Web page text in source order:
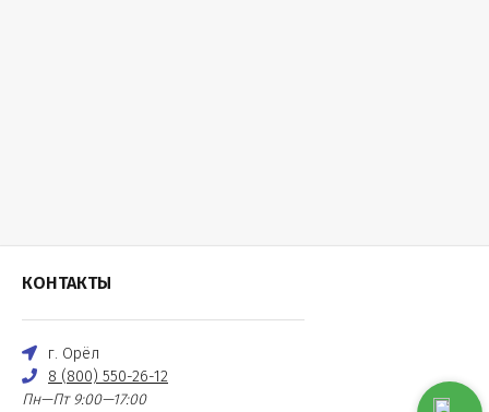
КОНТАКТЫ
г. Орёл
8 (800) 550-26-12
Пн—Пт 9:00—17:00